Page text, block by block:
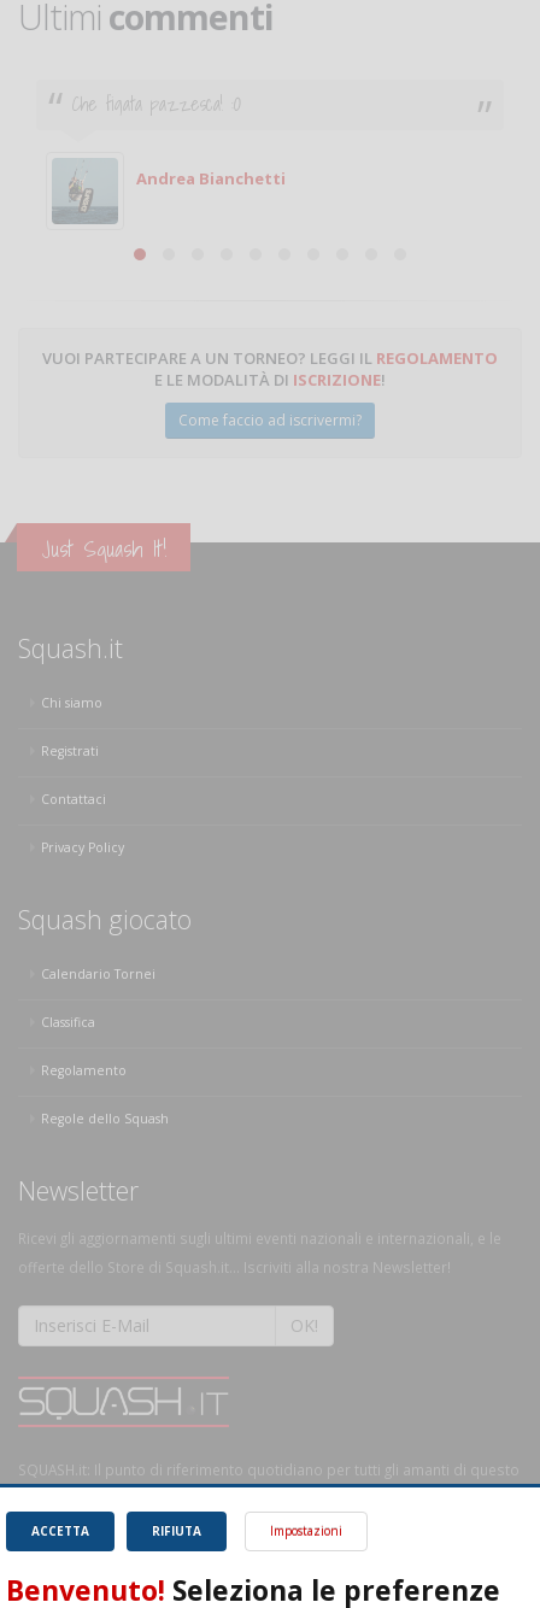
Ultimi commenti
Che figata pazzesca! :O
Andrea Bianchetti
VUOI PARTECIPARE A UN TORNEO? LEGGI IL REGOLAMENTO
E LE MODALITÀ DI ISCRIZIONE!
Come faccio ad iscrivermi?
Just Squash It!
Squash.it
Chi siamo
Registrati
Contattaci
Privacy Policy
Squash giocato
Calendario Tornei
Classifica
Regolamento
Regole dello Squash
Newsletter
Ricevi gli aggiornamenti sugli ultimi eventi nazionali e internazionali, e le
offerte dello Store di Squash.it... Iscriviti alla nostra Newsletter!
OK!
SQUASH.it: Il punto di riferimento quotidiano per tutti gli amanti di questo
RIFIUTA
ACCETTA Impostazioni
Benvenuto! Seleziona le preferenze